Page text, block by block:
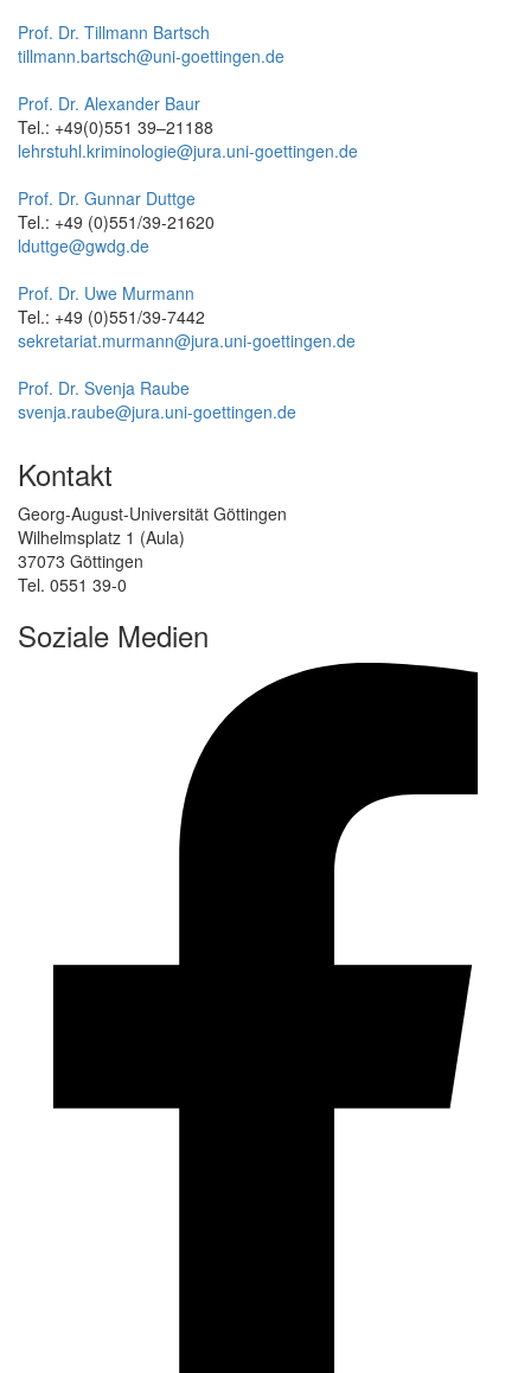
Prof. Dr. Tillmann Bartsch
tillmann.bartsch@uni-goettingen.de
Prof. Dr. Alexander Baur
Tel.: +49(0)551 39–21188
lehrstuhl.kriminologie@jura.uni-goettingen.de
Prof. Dr. Gunnar Duttge
Tel.: +49 (0)551/39-21620
lduttge@gwdg.de
Prof. Dr. Uwe Murmann
Tel.: +49 (0)551/39-7442
sekretariat.murmann@jura.uni-goettingen.de
Prof. Dr. Svenja Raube
svenja.raube@jura.uni-goettingen.de
Kontakt
Georg-August-Universität Göttingen
Wilhelmsplatz 1 (Aula)
37073 Göttingen
Tel. 0551 39-0
Soziale Medien